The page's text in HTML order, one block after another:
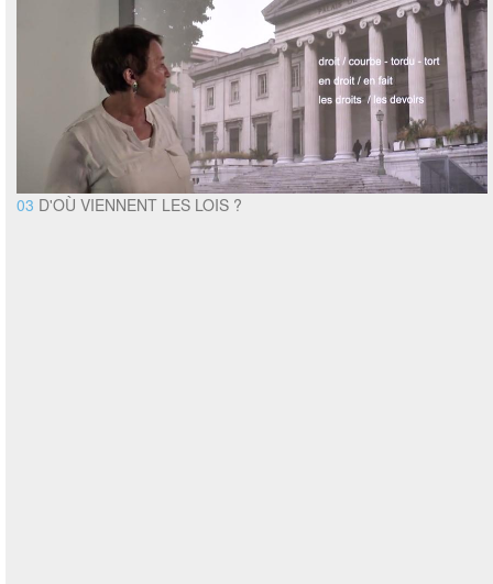
03 D'OÙ VIENNENT LES LOIS ?